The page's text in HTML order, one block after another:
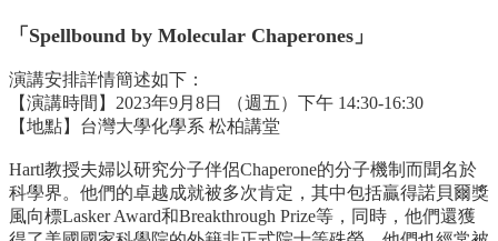
區
大
學
部
碩
博
士
班
「Spellbound by Molecular Chaperones 」
演講安排詳情簡述如下：
【演講時間】2023年9月8日 （週五）下午 14:30-16:30
【地點】台灣大學化學系 松柏講堂
Hartl教授夫婦以研究分子伴侶Chaperone的分子機制 而聞名於
科學界。他們的卓越成就被多次肯定， 其中包括贏得諾貝爾獎
風向標Lasker Award和Breakthrough Prize等，同時， 他們還獲